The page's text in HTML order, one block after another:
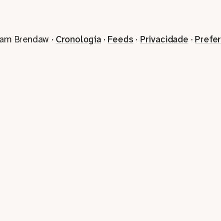
Brendaw · Cronologia· Feeds · Privacidade ·